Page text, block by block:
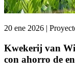
20 ene 2026 |
Kwekerij van
con ahorro de